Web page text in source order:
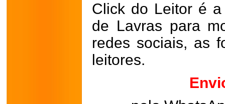
Click do Leitor é
de Lavras para
redes sociais, as
leitores.